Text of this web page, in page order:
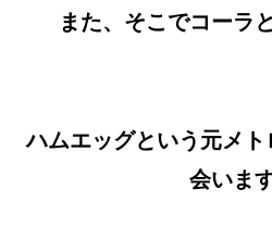
また、そこでコーラ
ハムエッグという元メ
会います